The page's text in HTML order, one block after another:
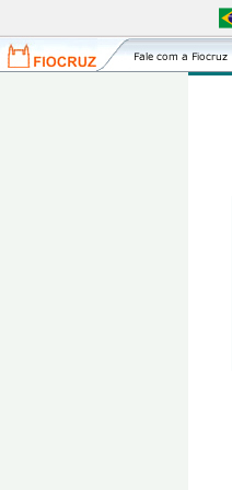
Fiocruz
Fale
com